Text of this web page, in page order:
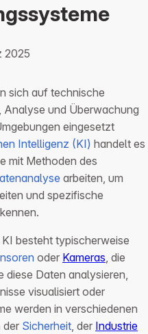
2025
sich auf technische
und Überwachung
eingesetzt
Intelligenz (KI) handelt es
mit Methoden des
arbeiten, um
und spezifische
besteht typischerweise
oder Kameras, die
diese Daten analysieren,
visualisiert oder
werden in verschiedenen
der Sicherheit, der Industrie